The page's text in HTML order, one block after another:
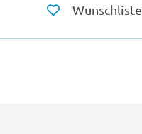
Wunschliste